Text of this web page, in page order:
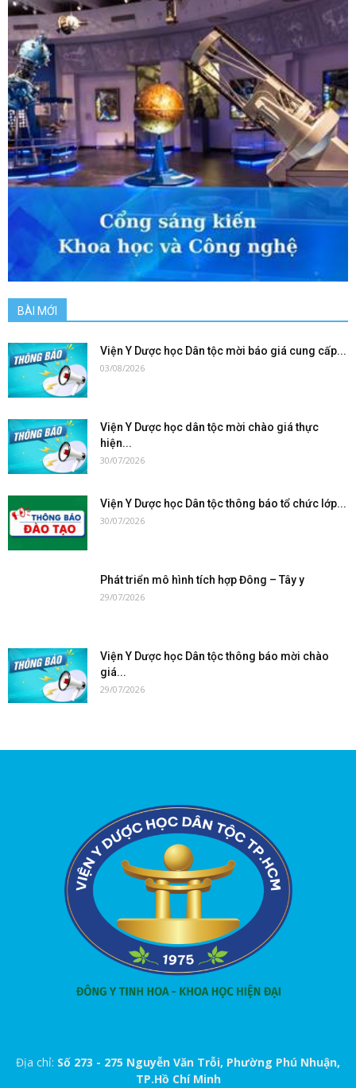
BÀI MỚI
Viện Y Dược học Dân tộc mời báo giá cung cấp...
03/08/2026
Viện Y Dược học dân tộc mời chào giá thực
hiện...
30/07/2026
Viện Y Dược học Dân tộc thông báo tổ chức lớp...
30/07/2026
Phát triển mô hình tích hợp Đông – Tây y
29/07/2026
Viện Y Dược học Dân tộc thông báo mời chào
giá...
29/07/2026
Địa chỉ: Số 273 - 275 Nguyễn Văn Trỗi, Phường Phú Nhuận,
TP.Hồ Chí Minh